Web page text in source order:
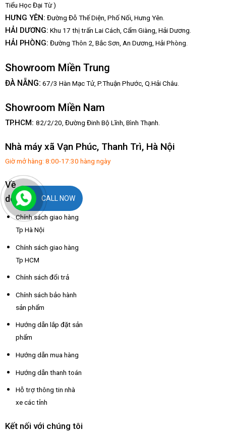
Tiểu Học Đại Từ )
HƯNG YÊN: Đường Đỗ Thế Diện, Phố Nối, Hưng Yên.
HẢI DƯƠNG: Khu 17 thị trấn Lai Cách, Cẩm Giàng, Hải Dương.
HẢI PHÒNG: Đường Thôn 2, Bắc Sơn, An Dương, Hải Phòng.
Showroom Miền Trung
ĐÀ NẴNG: 67/3 Hàn Mạc Tử, P.Thuận Phước, Q.Hải Châu.
Showroom Miền Nam
TP.HCM: 82/2/20, Đường Đinh Bộ Lĩnh, Bình Thạnh.
Nhà máy xã Vạn Phúc, Thanh Trì, Hà Nội
Giờ mở hàng: 8:00-17:30 hàng ngày
Về
dochoixuatkhau.vn
Chính sách giao hàng
Tp Hà Nội
Chính sách giao hàng
Tp HCM
Chính sách đổi trả
Chính sách bảo hành
sản phẩm
Hướng dẫn lắp đặt sản
phẩm
Hướng dẫn mua hàng
Hướng dẫn thanh toán
Hỗ trợ thông tin nhà
xe các tỉnh
Kết nối với chúng tôi
CALL NOW